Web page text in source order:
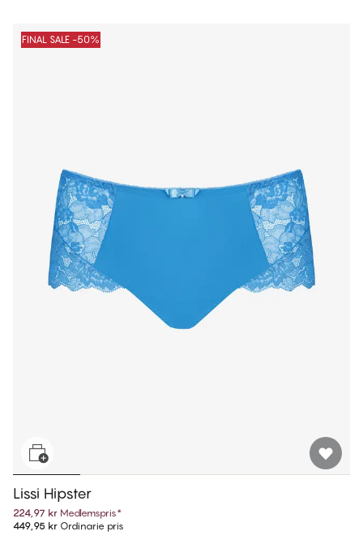
FINAL SALE -50%
Lissi Hipster
224,97 kr Medlemspris*
449,95 kr Ordinarie pris